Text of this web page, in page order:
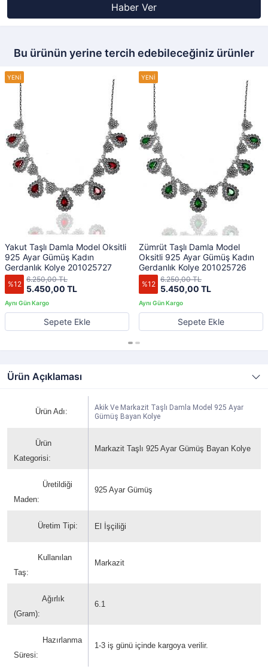
Haber Ver
Bu ürünün yerine tercih edebileceğiniz ürünler
Yakut Taşlı Damla Model Oksitli
925 Ayar Gümüş Kadın
Gerdanlık Kolye 201025727
%12 5.450,00 TL
6.250,00 TL
Sepete Ekle
Zümrüt Taşlı Damla Model
Oksitli 925 Ayar Gümüş Kadın
Gerdanlık Kolye 201025726
%12 5.450,00 TL
6.250,00 TL
Sepete Ekle
Ürün Açıklaması
Ürün Adı:
Akik Ve Markazit Taşlı Damla Model 925 Ayar
Gümüş Bayan Kolye
Ürün
Kategorisi:
Markazit Taşlı 925 Ayar Gümüş Bayan Kolye
Üretildiği
Maden:
925 Ayar Gümüş
Üretim Tipi: El İşçiliği
Kullanılan
Taş:
Markazit
Ağırlık
(Gram):
6.1
Hazırlanma
Süresi:
1-3 iş günü içinde kargoya verilir.